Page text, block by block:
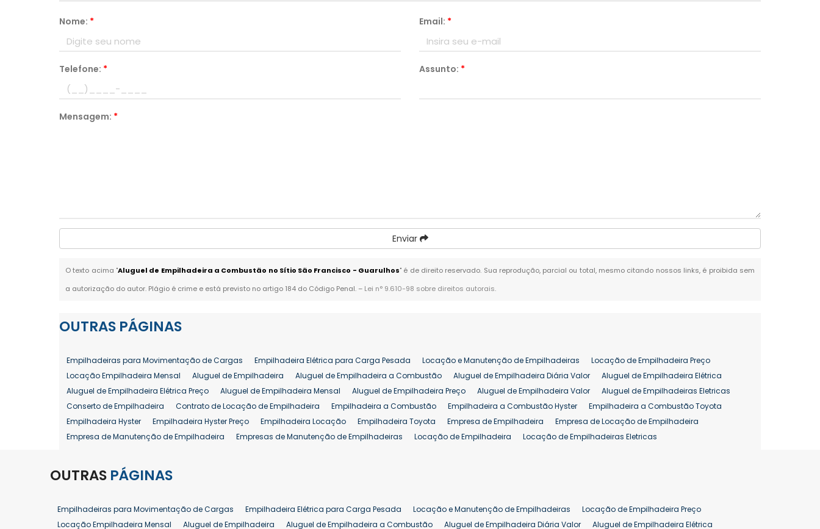
Nome: * Email: *
Telefone: * Assunto: *
Mensagem: *
Enviar
O texto acima "Aluguel de Empilhadeira a Combustão no Sítio São Francisco - Guarulhos" é de direito reservado. Sua reprodução, parcial ou total, mesmo citando nossos links, é proibida sem
a autorização do autor. Plágio é crime e está previsto no artigo 184 do Código Penal. – Lei n° 9.610-98 sobre direitos autorais.
OUTRAS PÁGINAS
Empilhadeiras para Movimentação de Cargas Empilhadeira Elétrica para Carga Pesada Locação e Manutenção de Empilhadeiras
Locação de Empilhadeira Preço
Locação Empilhadeira Mensal
Aluguel de Empilhadeira Aluguel de Empilhadeira a Combustão Aluguel de Empilhadeira Diária Valor
Aluguel de Empilhadeira Elétrica
Aluguel de Empilhadeira Elétrica Preço
Aluguel de Empilhadeira Mensal Aluguel de Empilhadeira Preço Aluguel de Empilhadeira Valor
Aluguel de Empilhadeiras Eletricas
Conserto de Empilhadeira
Contrato de Locação de Empilhadeira Empilhadeira a Combustão Empilhadeira a Combustão Hyster
Empilhadeira a Combustão Toyota
Empilhadeira Hyster
Empilhadeira Hyster Preço Empilhadeira Locação Empilhadeira Toyota Empresa de Empilhadeira
Empresa de Locação de Empilhadeira
Empresa de Manutenção de Empilhadeira
Empresas de Manutenção de Empilhadeiras Locação de Empilhadeira
Locação de Empilhadeiras Eletricas
Manutenção em Empilhadeiras
Reforma de Empilhadeira
Aluguel de Empilhadeira 25 ton
Locação de Empilhadeira 25 ton Comprar Empilhadeira 25 ton Empilhadeira a Combustão 25 ton
Preço de Empilhadeira 25 ton
OUTRAS PÁGINAS
Empilhadeiras para Movimentação de Cargas Empilhadeira Elétrica para Carga Pesada Locação e Manutenção de Empilhadeiras
Locação de Empilhadeira Preço
Locação Empilhadeira Mensal
Aluguel de Empilhadeira Aluguel de Empilhadeira a Combustão Aluguel de Empilhadeira Diária Valor
Aluguel de Empilhadeira Elétrica